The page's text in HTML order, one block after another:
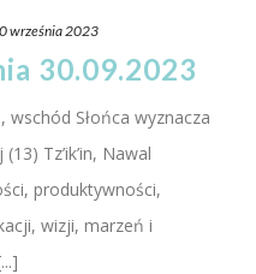
września 2023
30.09.2023
wschód Słońca wyznacza
Tz’ik’in, Nawal
produktywności,
wizji, marzeń i